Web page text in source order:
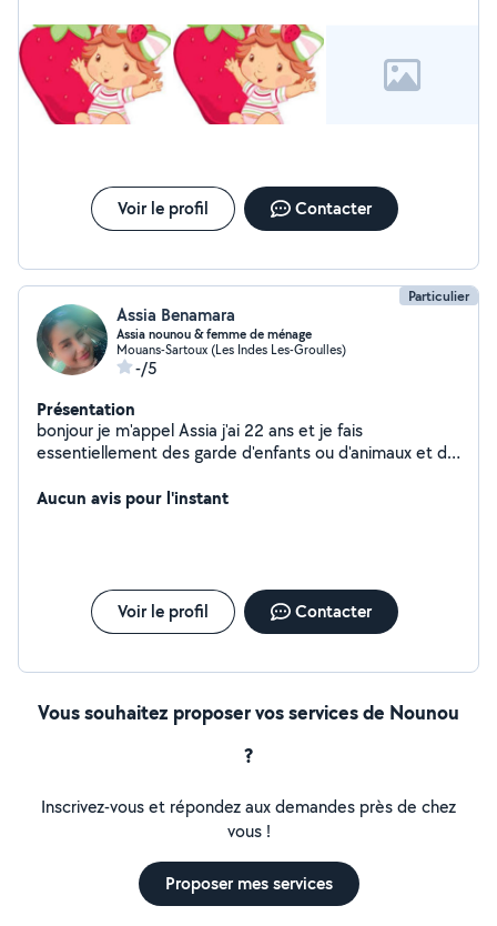
Voir le profil Contacter
Particulier
Assia Benamara
Assia nounou & femme de ménage
Mouans-Sartoux (Les Indes Les-Groulles)
-/5
Présentation
bonjour je m'appel Assia j'ai 22 ans et je fais
essentiellement des garde d'enfants ou d'animaux et du
garde mes petits frère (3) ainsi que mes nièces
été dans une société de ménage et je fait aussi le
ménage chez des particuliers quand j'en ai l'occasion et
les samedis je m'occupe de 3 personnes âgées
compréhensive et ponctuelle Je suis véhiculé
Aucun avis pour l'instant
Voir le profil Contacter
Vous souhaitez proposer vos services de Nounou
?
Inscrivez-vous et répondez aux demandes près de chez
vous !
Proposer mes services